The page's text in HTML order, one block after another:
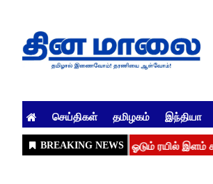
செய்திகள் தமிழகம் இந்தியா